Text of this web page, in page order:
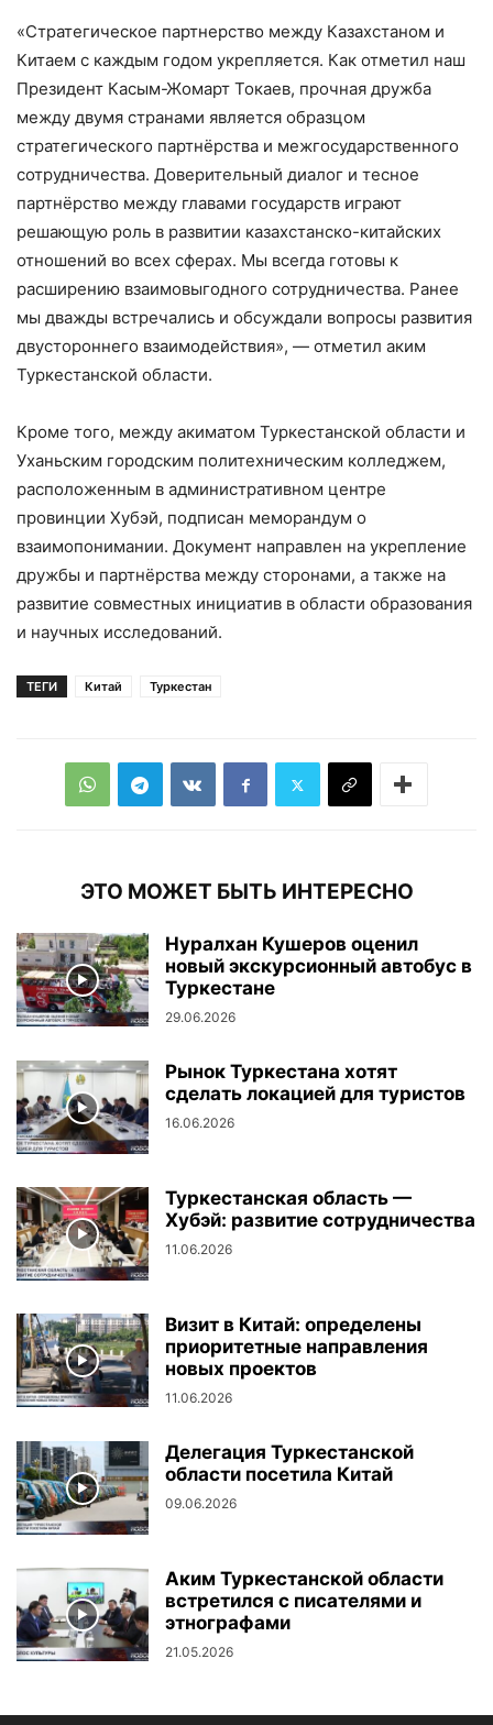
«Стратегическое партнерство между Казахстаном и
Китаем с каждым годом укрепляется. Как отметил наш
Президент Касым-Жомарт Токаев, прочная дружба
между двумя странами является образцом
стратегического партнёрства и межгосударственного
сотрудничества. Доверительный диалог и тесное
партнёрство между главами государств играют
решающую роль в развитии казахстанско-китайских
отношений во всех сферах. Мы всегда готовы к
расширению взаимовыгодного сотрудничества. Ранее
мы дважды встречались и обсуждали вопросы развития
двустороннего взаимодействия», — отметил аким
Туркестанской области.
Кроме того, между акиматом Туркестанской области и
Уханьским городским политехническим колледжем,
расположенным в административном центре
провинции Хубэй, подписан меморандум о
взаимопонимании. Документ направлен на укрепление
дружбы и партнёрства между сторонами, а также на
развитие совместных инициатив в области образования
и научных исследований.
ТЕГИ Китай Туркестан
ЭТО МОЖЕТ БЫТЬ ИНТЕРЕСНО
Нуралхан Кушеров оценил
новый экскурсионный автобус в
Туркестане
29.06.2026
Рынок Туркестана хотят
сделать локацией для туристов
16.06.2026
Туркестанская область —
Хубэй: развитие сотрудничества
11.06.2026
Визит в Китай: определены
приоритетные направления
новых проектов
11.06.2026
Делегация Туркестанской
области посетила Китай
09.06.2026
Аким Туркестанской области
встретился с писателями и
этнографами
21.05.2026